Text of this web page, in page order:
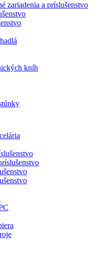
zariadenia a príslušenstvo
kníh